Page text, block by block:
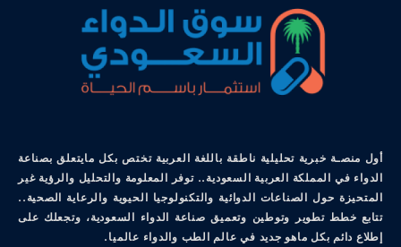
أول منصـة خبرية تحليلية ناطقة باللغة العربية تختص بكل مايتعلق بصناعة
الدواء في المملكة العربية السعودية.. توفر المعلومة والتحليل والرؤية غير
المتحيزة حول الصناعات الدوائية والتكنولوجيا الحيوية والرعاية الصحية..
تتابع خطط تطوير وتوطين وتعميق صناعة الدواء السعودية، وتجعلك على
إطلاع دائم بكل ماهو جديد في عالم الطب والدواء عالميا.